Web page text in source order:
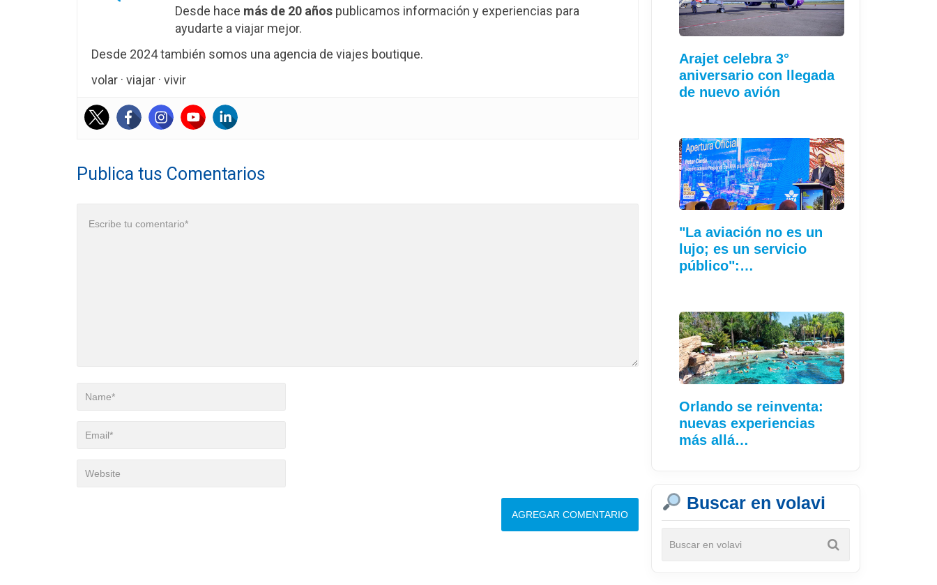
Desde hace más de 20 años publicamos información y experiencias para
ayudarte a viajar mejor.
Desde 2024 también somos una agencia de viajes boutique.
volar · viajar · vivir
Publica tus Comentarios
Arajet celebra 3°
aniversario con llegada
de nuevo avión
"La aviación no es un
lujo; es un servicio
público":…
Orlando se reinventa:
nuevas experiencias
más allá…
Buscar en volavi